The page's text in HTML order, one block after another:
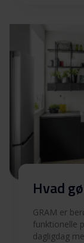
Hvad
GRAM er
funktionelle
dagligdag